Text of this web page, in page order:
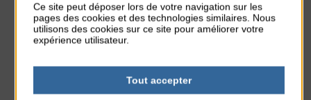
Plage du passous
Les ateliers d’Isa
Ce site peut déposer lors de votre navigation sur les
pages des cookies et des technologies similaires. Nous
utilisons des cookies sur ce site pour améliorer votre
expérience utilisateur.
Tout accepter